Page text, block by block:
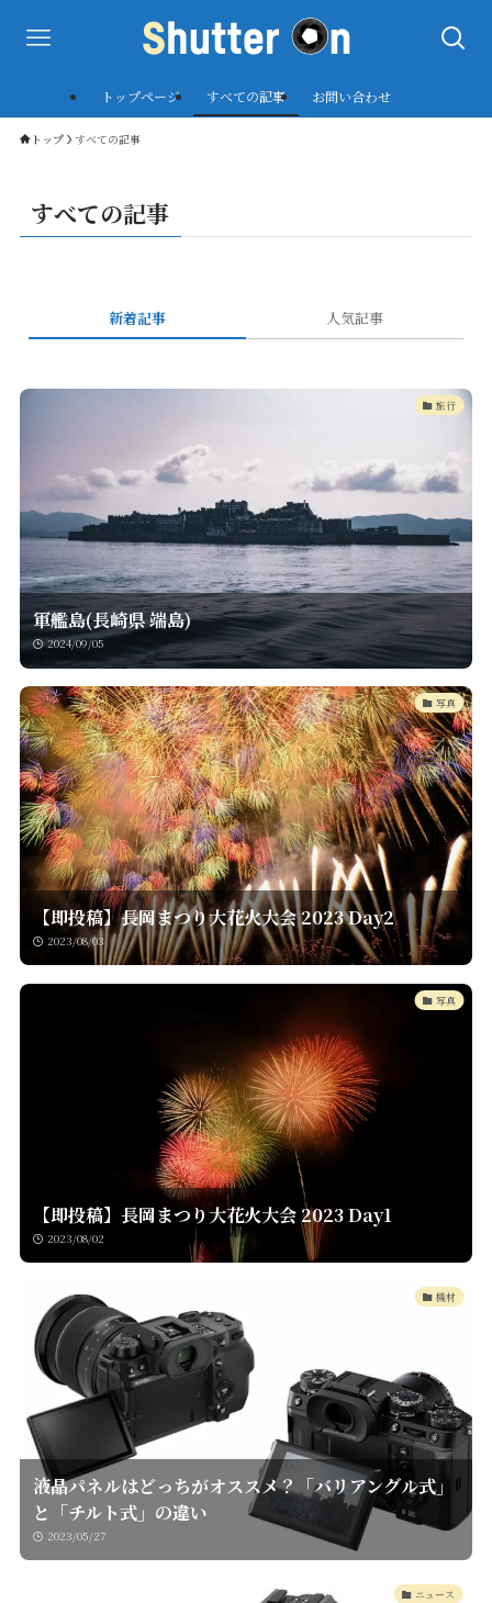
トップページ すべての記事 お問い合わせ
トップ すべての記事
すべての記事
新着記事 人気記事
旅行
軍艦島(長崎県 端島)
2024/09/05
写真
【即投稿】長岡まつり大花火大会 2023 Day2
2023/08/03
写真
【即投稿】長岡まつり大花火大会 2023 Day1
2023/08/02
機材
液晶パネルはどっちがオススメ？「バリアングル式」
と「チルト式」の違い
2023/05/27
ニュース